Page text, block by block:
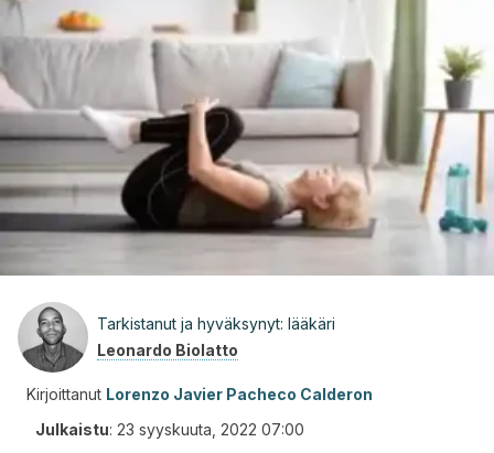
Tarkistanut ja hyväksynyt: lääkäri
Leonardo Biolatto
Kirjoittanut Lorenzo Javier Pacheco Calderon
Julkaistu: 23 syyskuuta, 2022 07:00